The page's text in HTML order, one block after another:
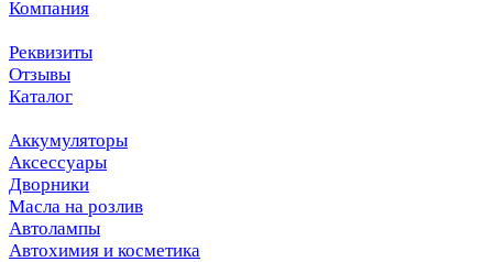
Компания
Реквизиты
Отзывы
Каталог
Аккумуляторы
Аксессуары
Дворники
Масла на розлив
Автолампы
Автохимия и косметика